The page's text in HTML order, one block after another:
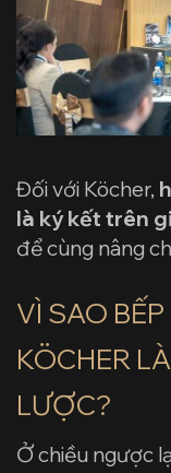
Đối với Köcher,
là ký kết trên
để cùng nâng
VÌ SAO
KÖCHER
LƯỢC?
Ở chiều ngược